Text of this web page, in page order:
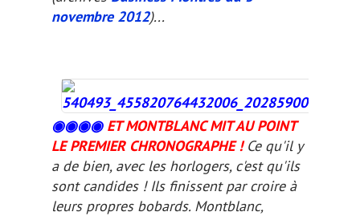
novembre 2012)...
◉◉◉◉ ET MONTBLANC MIT AU POINT
LE PREMIER CHRONOGRAPHE !Ce qu'il y
a de bien, avec les horlogers, c'est qu'ils
sont candides ! Ils finissent par croire à
leurs propres bobards. Montblanc,